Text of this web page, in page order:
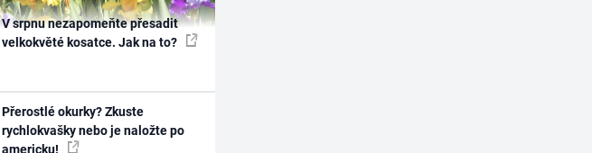
V srpnu nezapomeňte přesadit
velkokvěté kosatce. Jak na to?
Přerostlé okurky? Zkuste
rychlokvašky nebo je naložte po
americku!